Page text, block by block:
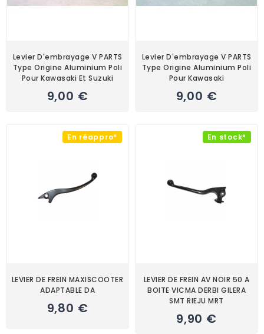
Levier D'embrayage V PARTS
Type Origine Aluminium Poli
Pour Kawasaki Et Suzuki
9,00 €
Levier D'embrayage V PARTS
Type Origine Aluminium Poli
Pour Kawasaki
9,00 €
En réappro*
LEVIER DE FREIN MAXISCOOTER
ADAPTABLE DA
9,80 €
En stock*
LEVIER DE FREIN AV NOIR 50 A
BOITE VICMA DERBI GILERA
SMT RIEJU MRT
9,90 €